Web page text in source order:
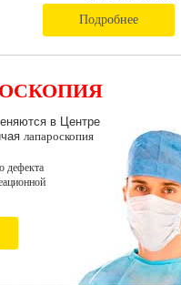
Подробнее
в Центре
лапароскопия
дефекта